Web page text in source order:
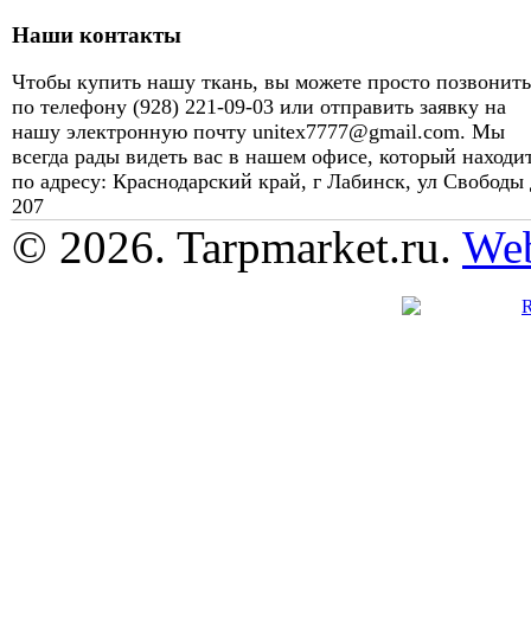
Наши контакты
Чтобы купить нашу ткань, вы можете просто позвонить
по телефону (928) 221-09-03 или отправить заявку на
нашу электронную почту unitex7777@gmail.com. Мы
всегда рады видеть вас в нашем офисе, который
по адресу: Краснодарский край, г Лабинск, ул Свободы
207
© 2026. Tarpmarket.ru.